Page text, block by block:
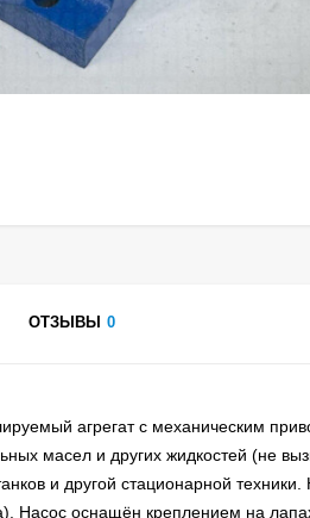
ОТЗЫВЫ 0
агрегат с механическим
масел и других жидкостей (не
и другой стационарной
оснащён креплением на